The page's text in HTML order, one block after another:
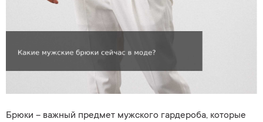
Брюки – важный предмет мужского гардероба, которые